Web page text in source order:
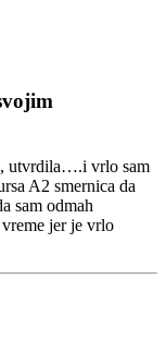
utvrdila….i vrlo sam
A2 smernica da
sam odmah
jer je vrlo